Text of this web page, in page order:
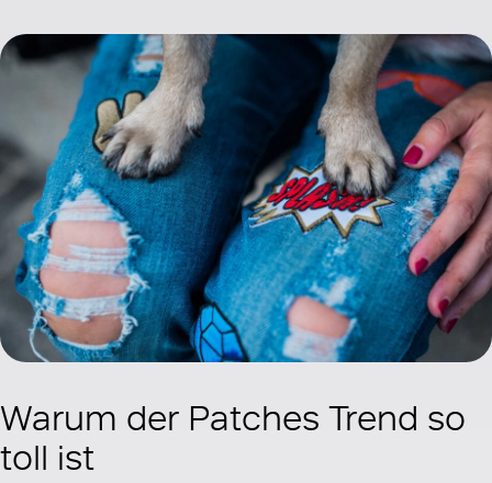
Warum der Patches Trend so
toll ist